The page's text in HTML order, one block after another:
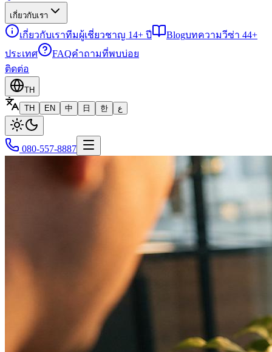
เกี่ยวกับเรา
เกี่ยวกับเราทีมผู้เชี่ยวชาญ 14+ ปี Blogบทความวีซ่า 44+
ประเทศ
FAQคำถามที่พบบ่อย
ติดต่อ
TH
TH
EN 中 日 한 ع
080-557-8887